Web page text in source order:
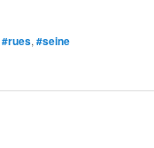
#rues, #seine